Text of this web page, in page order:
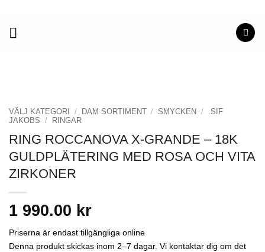
content
VÄLJ KATEGORI / DAM SORTIMENT / SMYCKEN /
.SIF
JAKOBS / RINGAR
RING ROCCANOVA X-GRANDE – 18K
GULDPLÄTERING MED ROSA OCH VITA
ZIRKONER
1 990.00 kr
Priserna är endast tillgängliga online
Denna produkt skickas inom 2–7 dagar. Vi kontaktar dig om det